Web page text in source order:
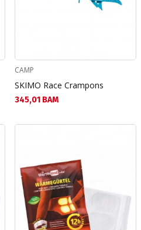
CAMP
SKIMO Race Crampons
Текуща цена:
345,01 BAM